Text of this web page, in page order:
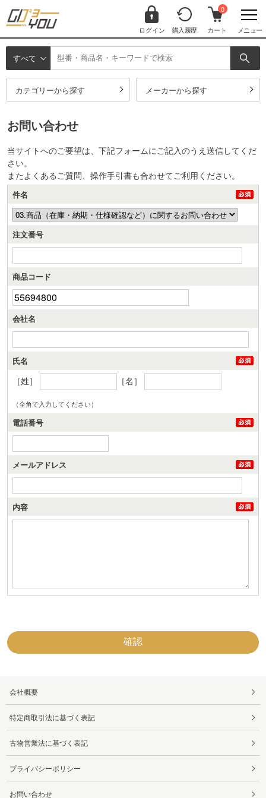
ログイン 購入履歴
0
カート メニュー
すべて
カテゴリーから探す メーカーから探す
お問い合わせ
当サイトへのご要望は、下記フォームにご記入のうえ送信してくだ
さい。
またよくあるご質問、 操作手引書も合わせてご利用ください。
件名
注文番号
商品コード
会社名
氏名
［姓］ ［名］
（全角で入力してください）
電話番号
メールアドレス
内容
会社概要
特定商取引法に基づく表記
古物営業法に基づく表記
プライバシーポリシー
お問い合わせ